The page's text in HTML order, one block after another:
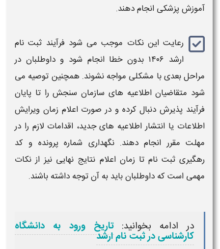
آموزش پزشکی انجام دهند.
رعایت این نکات موجب می‌ شود فرآیند ثبت نام
ارشد ۱۴۰۶
بدون خطا انجام شود و داوطلبان در
مراحل بعدی با مشکلی مواجه نشوند. همچنین توصیه می‌
شود متقاضیان اطلاعیه‌ های سازمان سنجش را تا پایان
فرآیند پذیرش دنبال کرده و در صورت اعلام زمان ویرایش
اطلاعات یا انتشار اطلاعیه‌ های جدید، اقدامات لازم را در
مهلت مقرر انجام دهند. نگهداری شماره پرونده و کد
رهگیری ثبت‌ نام تا زمان اعلام نتایج نهایی نیز از نکات
مهمی است که داوطلبان باید به آن توجه داشته باشند.
در ادامه بخوانید: تاریخ ورود به دانشگاه
کارشناسی در ثبت نام ارشد